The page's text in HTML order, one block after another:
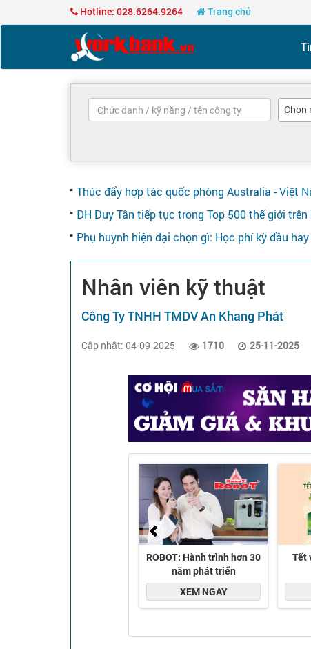
Hotline: 028.6264.9264 Trang chủ
Chọn
Thúc đẩy hợp tác quốc phòng Australia - Việt
ĐH Duy Tân tiếp tục trong Top 500 thế giới
Phụ huynh hiện đại chọn gì: Học phí kỳ đầu
Nhân viên kỹ thuật
Công Ty TNHH TMDV An Khang Phát
Cập nhật: 04-09-2025 1710 25-11-2025